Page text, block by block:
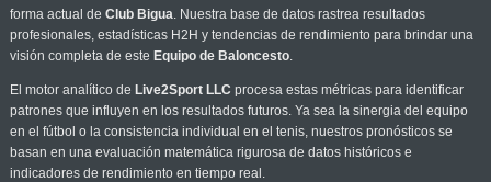
forma actual de Club Bigua. Nuestra base de datos rastrea resultados
profesionales, estadísticas H2H y tendencias de rendimiento para brindar una
visión completa de este Equipo de Baloncesto.
El motor analítico de Live2Sport LLC procesa estas métricas para identificar
patrones que influyen en los resultados futuros. Ya sea la sinergia del equipo
en el fútbol o la consistencia individual en el tenis, nuestros pronósticos se
basan en una evaluación matemática rigurosa de datos históricos e
indicadores de rendimiento en tiempo real.